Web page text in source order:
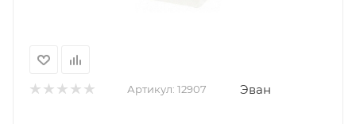
Артикул: 12907 Эван